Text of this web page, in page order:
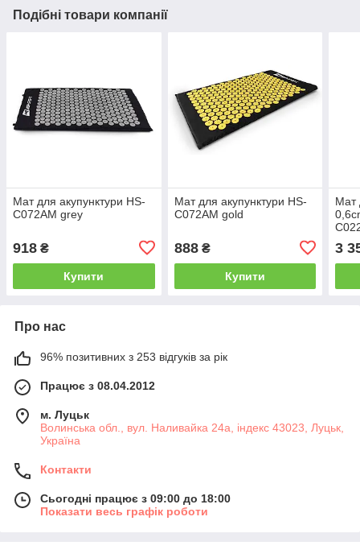
Подібні товари компанії
Мат для акупунктури HS-
C072AM grey
918 ₴
Купити
Мат для акупунктури HS-
C072AM gold
888₴
Купити
Мат
3
Про нас
96% позитивних з 253 відгуків за рік
Працює з 08.04.2012
м. Луцьк
Волинська обл., вул. Наливайка 24а, індекс 43023, Луцьк,
Україна
Контакти
Сьогодні працює з 09:00 до 18:00
Показати весь графік роботи